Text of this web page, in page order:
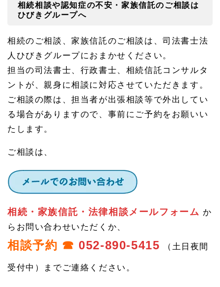
相続相談や認知症の不安・家族信託のご相談は
ひびきグループへ
相続のご相談、家族信託のご相談は、司法書士法
人ひびきグループにおまかせください。
担当の司法書士、行政書士、相続信託コンサルタ
ントが、親身に相談に対応させていただきます。
ご相談の際は、担当者が出張相談等で外出してい
る場合がありますので、事前にご予約をお願いい
たします。
ご相談は、
相続・家族信託・法律相談メールフォーム か
らお問い合わせいただくか、
相談予約 ☎ 052-890-5415 （土日夜間
受付中）までご連絡ください。